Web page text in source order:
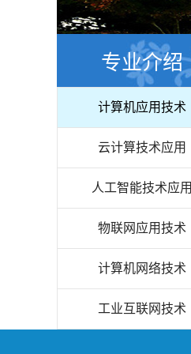
专业介绍
计算机应用技术
云计算技术应用
人工智能技术应用
物联网应用技术
计算机网络技术
工业互联网技术